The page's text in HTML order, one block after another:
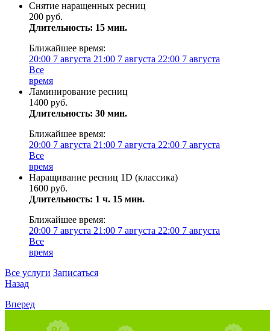
Снятие наращенных ресниц
200 руб.
Длительность: 15 мин.
Ближайшее время:
20:00 7 августа 21:00 7 августа 22:00 7 августа
Все
время
Ламинирование ресниц
1400 руб.
Длительность: 30 мин.
Ближайшее время:
20:00 7 августа 21:00 7 августа 22:00 7 августа
Все
время
Наращивание ресниц 1D (классика)
1600 руб.
Длительность: 1 ч. 15 мин.
Ближайшее время:
20:00 7 августа 21:00 7 августа 22:00 7 августа
Все
время
Все услуги Записаться
Назад
Вперед